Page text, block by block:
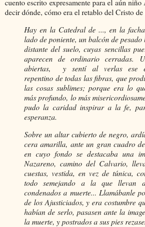
cuento escrito expresamente para el aún
decir dónde, cómo era el retablo del Cristo
Hay en la Catedral de ..., en la
lado de poniente, un balcón de
distante del suelo, cuyas sencillas
aparecen de ordinario cerradas.
abiertas, y sentí al verlas ese
repentino de todas las fibras, que
las cosas sublimes; porque era lo
más profundo, lo más
pudo la caridad inspirar a la fe,
esperanza.
Sobre un altar cubierto de negro,
cera amarilla, ante un gran cuadro
en cuyo fondo se destacaba una
Nazareno, camino del Calvario,
cuestas, vestida, en vez de túnica,
todo semejando a la que llevan
condenados a muerte... Llamábanle
de los Ajusticiados, y era costumbre
habían de serlo, pasasen ante la
la muerte, y postrados a sus pies